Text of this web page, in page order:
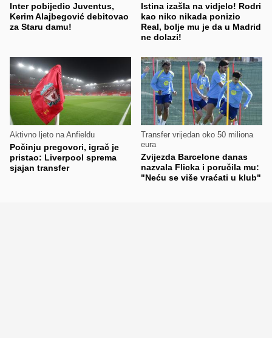
Inter pobijedio Juventus,
Kerim Alajbegović debitovao
za Staru damu!
Istina izašla na vidjelo! Rodri
kao niko nikada ponizio
Real, bolje mu je da u Madrid
ne dolazi!
Aktivno ljeto na Anfieldu
Počinju pregovori, igrač je
pristao: Liverpool sprema
sjajan transfer
Transfer vrijedan oko 50 miliona
eura
Zvijezda Barcelone danas
nazvala Flicka i poručila mu:
"Neću se više vraćati u klub"